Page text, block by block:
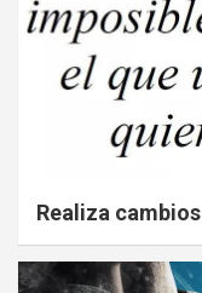
Realiza cambios